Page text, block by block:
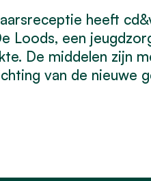
heeft
Loods, een
De middelen zijn
van de nieuwe